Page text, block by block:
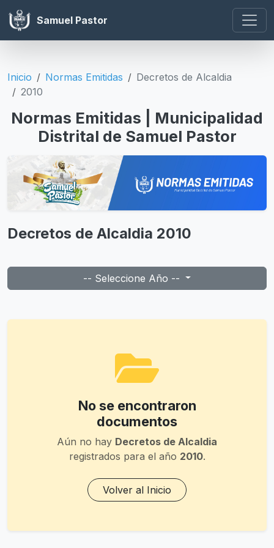
Samuel Pastor
Inicio Normas Emitidas
Decretos de Alcaldia
2010
Normas Emitidas | Municipalidad
Distrital de Samuel Pastor
Decretos de Alcaldia 2010
-- Seleccione Año --
No se encontraron
documentos
Aún no hay Decretos de Alcaldia
registrados para el año 2010.
Volver al Inicio